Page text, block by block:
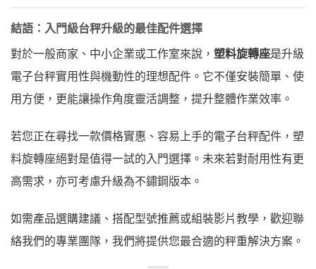
結語：入門級台秤升級的最佳配件選擇
對於一般商家、中小企業或工作室來說， 塑料旋轉座是升級
電子台秤實用性與機動性的理想配件。它不僅安裝簡單、使
用方便，更能讓操作角度靈活調整，提升整體作業效率。
若您正在尋找一款價格實惠、容易上手的電子台秤配件，塑
料旋轉座絕對是值得一試的入門選擇。未來若對耐用性有更
高需求，亦可考慮升級為不鏽鋼版本。
如需產品選購建議、搭配型號推薦或組裝影片教學，歡迎聯
絡我們的專業團隊，我們將提供您最合適的秤重解決方案。